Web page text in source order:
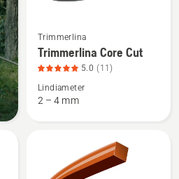
mer
information
om
Trimmerlina
Trimmerlina
Trimmerlina Core Cut
5.0 (11)
Lindiameter
2 – 4 mm